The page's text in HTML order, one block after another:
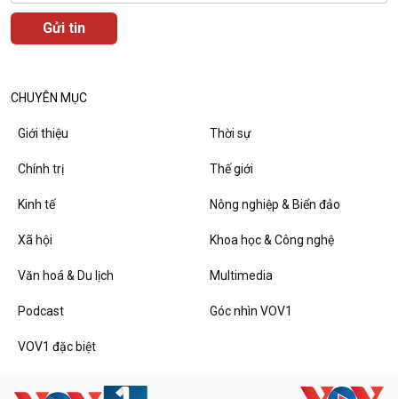
VOV1 đặc biệt
Thanh âm ký sự
Các chương trình đặc biệt
CHUYÊN MỤC
Giới thiệu Thời sự
Chính trị Thế giới
Kinh tế Nông nghiệp & Biển đảo
Xã hội Khoa học & Công nghệ
Văn hoá & Du lịch Multimedia
Podcast Góc nhìn VOV1
VOV1 đặc biệt